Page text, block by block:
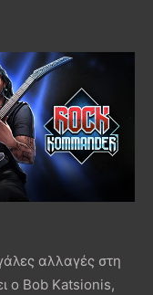
αλλαγές στη
ο Bob Katsionis,